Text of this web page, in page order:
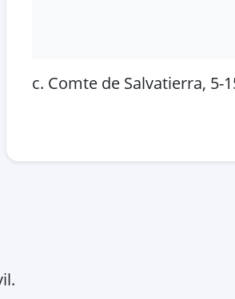
c. Comte de Salvatierra, 5-